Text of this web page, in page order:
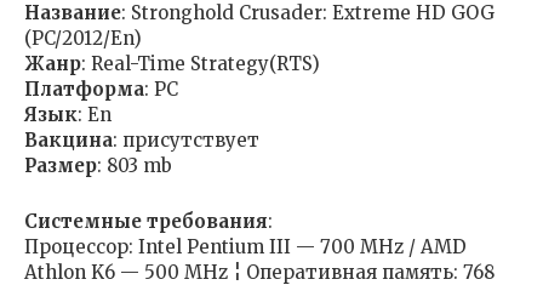
Название: Stronghold Crusader: Extreme HD GOG
(PC/2012/En)
Жанр: Real-Time Strategy(RTS)
Платформа: PC
Язык: En
Вакцина: присутствует
Размер: 803 mb
Cистемные требования:
Процессор: Intel Pentium III — 700 MHz / AMD
Athlon K6 — 500 MHz ¦ Оперативная память: 768